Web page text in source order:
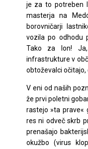
je za to potreben
masterja na
borovničarji
vozila po odhodu
Tako za lon!
infrastrukture v
obtoževalci očitajo,
V eni od naših
že prvi poletni
rastejo »ta prave«
res ni odveč skrb
prenašajo
okužbo (virus